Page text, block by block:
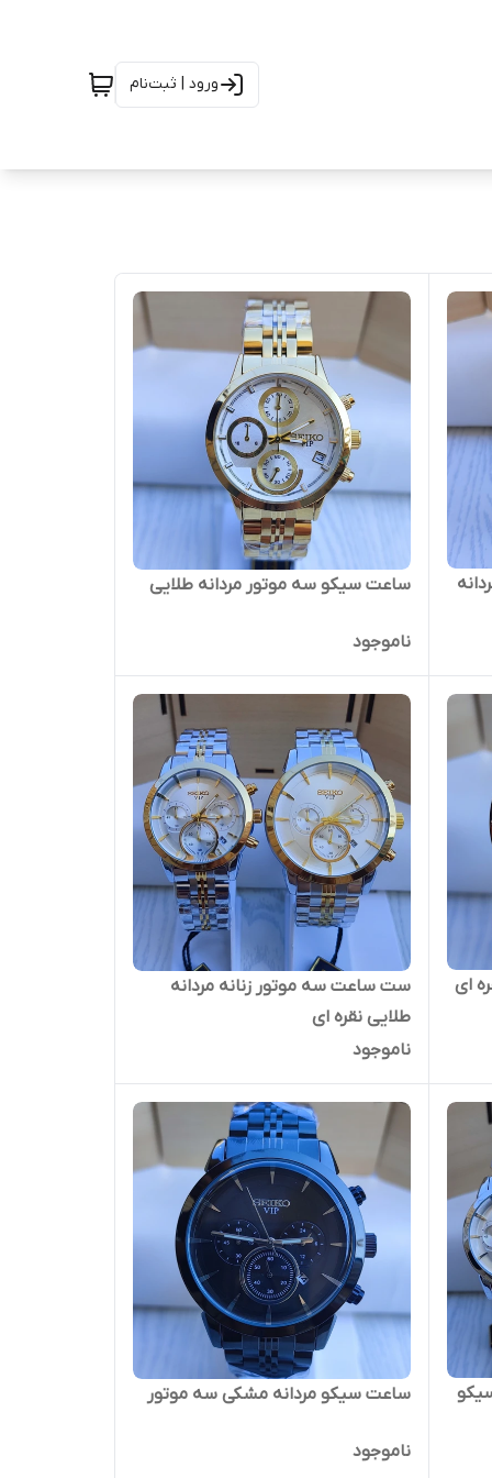
ورود | ثبت‌نام
ساعت سیکو سه موتور مردانه طلایی
ناموجود
ای
ست ساعت سه موتور زنانه مردانه
طلایی نقره ای
ناموجود
ساعت سیکو مردانه مشکی سه موتور
ناموجود